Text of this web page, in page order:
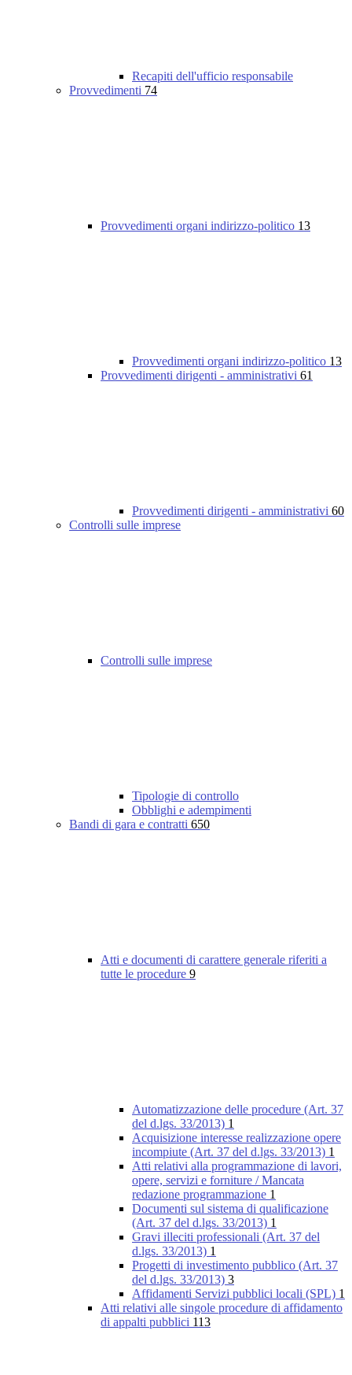
Recapiti dell'ufficio responsabile
Provvedimenti 74
Provvedimenti organi indirizzo-politico 13
Provvedimenti organi indirizzo-politico 13
Provvedimenti dirigenti - amministrativi 61
Provvedimenti dirigenti - amministrativi 60
Controlli sulle imprese
Controlli sulle imprese
Tipologie di controllo
Obblighi e adempimenti
Bandi di gara e contratti 650
Atti e documenti di carattere generale riferiti a
tutte le procedure 9
Automatizzazione delle procedure (Art. 37
del d.lgs. 33/2013) 1
Acquisizione interesse realizzazione opere
incompiute (Art. 37 del d.lgs. 33/2013) 1
Atti relativi alla programmazione di lavori,
opere, servizi e forniture / Mancata
redazione programmazione 1
Documenti sul sistema di qualificazione
(Art. 37 del d.lgs. 33/2013) 1
Gravi illeciti professionali (Art. 37 del
d.lgs. 33/2013) 1
Progetti di investimento pubblico (Art. 37
del d.lgs. 33/2013) 3
Affidamenti Servizi pubblici locali (SPL) 1
Atti relativi alle singole procedure di affidamento
di appalti pubblici 113